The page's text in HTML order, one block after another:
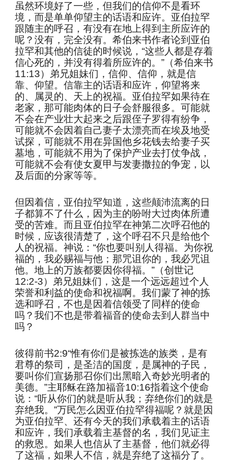
虽然环境好了一些，但我们的信仰不是看环
境，而是单单仰望主的话语和应许。亚伯拉罕
跟随主的呼召，有没有在地上得到主所应许的
呢？没有，完全没有。希伯来书作者论到亚伯
拉罕和其他的信徒的时候说，“这些人都是存着
信心死的，并没有得着所应许的。”（希伯来书
11:13）弟兄姐妹们，信仰、信仰，就是信
靠、仰望。信靠主的话语和应许，仰望将来
的、属灵的、天上的祝福。亚伯拉罕如果待在
老家，那可能肉体的日子会舒服很多。可能就
不会在产业壮大起来之后跟侄子罗得有纷争，
可能就不会因着自己妻子太漂亮而在埃及地受
试探，可能就不用在异国他乡花钱去给妻子买
墓地，可能就不用为了保护产业去打仗争战，
可能就不会有使女夏甲与发妻撒拉的争宠，以
及后面的分家等等。
但因着信，亚伯拉罕知道，这些颠沛流离的日
子都算不了什么，因为主的吩咐大过肉体所遭
受的苦难。而且亚伯拉罕在神第二次呼召他的
时候，应该很清楚了，这个呼召不只是给他个
人的祝福。神说：“你也要叫别人得福。为你祝
福的，我必赐福与他；那咒诅你的，我必咒诅
他。地上的万族都要因你得福。”（创世记
12:2-3）弟兄姐妹们，这是一个远远超过个人
荣誉和利益的使命和祝福啊。我们蒙了神的拣
选和呼召，不也是因着信领受了同样的使命
吗？我们不也是带着福音的使命去到人群当中
吗？
彼得前书2:9“惟有你们是被拣选的族类，是有
君尊的祭司，是圣洁的国度，是属神的子民，
要叫你们宣扬那召你们出黑暗入奇妙光明者的
美德。”主耶稣在路加福音10:16指着这个使命
说：“听从你们的就是听从我；弃绝你们的就是
弃绝我。”万民怎么因亚伯拉罕得福呢？就是因
为亚伯拉罕、还有今天的我们承载着主的话语
和应许，我们承载着主基督的名，我们见证主
的救恩。如果人也信从了主基督，他们就必得
了这福，如果人不信，就是弃绝了这福分了。